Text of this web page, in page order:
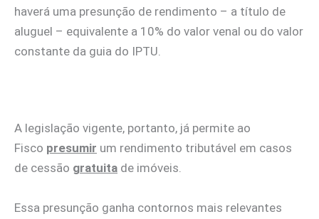
haverá uma presunção de rendimento – a título de
aluguel – equivalente a 10% do valor venal ou do valor
constante da guia do IPTU.
A legislação vigente, portanto, já permite ao
Fisco presumir um rendimento tributável em casos
de cessão gratuita de imóveis.
Essa presunção ganha contornos mais relevantes